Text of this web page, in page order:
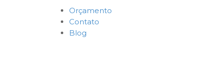
Orçamento
Contato
Blog